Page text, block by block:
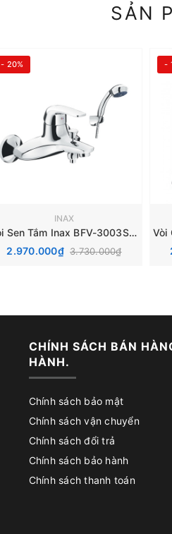
SẢN
- 20%
INAX
Vòi Sen Tắm Inax BFV-3003S-1C
2.970.000₫ 3.730.000₫
-
CHÍNH SÁCH BÁN
HÀNH.
Chính sách bảo mật
Chính sách vận chuyển
Chính sách đổi trả
Chính sách bảo hành
Chính sách thanh toán